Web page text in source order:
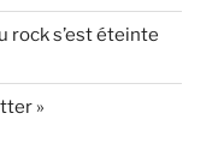
rock s’est éteinte
»